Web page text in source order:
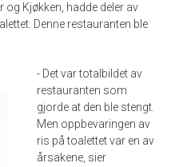
og Kjøkken, hadde deler av
Denne restauranten ble
- Det var totalbildet av
restauranten som
gjorde at den ble stengt.
Men oppbevaringen av
ris på toalettet var en av
årsakene, sier